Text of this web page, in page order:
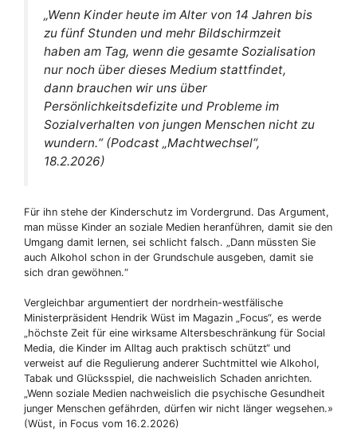
„Wenn Kinder heute im Alter von 14 Jahren bis
zu fünf Stunden und mehr Bildschirmzeit
haben am Tag, wenn die gesamte Sozialisation
nur noch über dieses Medium stattfindet,
dann brauchen wir uns über
Persönlichkeitsdefizite und Probleme im
Sozialverhalten von jungen Menschen nicht zu
wundern.“ (Podcast „Machtwechsel“,
18.2.2026)
Für ihn stehe der Kinderschutz im Vordergrund. Das Argument,
man müsse Kinder an soziale Medien heranführen, damit sie den
Umgang damit lernen, sei schlicht falsch. „Dann müssten Sie
auch Alkohol schon in der Grundschule ausgeben, damit sie
sich dran gewöhnen.“
Vergleichbar argumentiert der nordrhein-westfälische
Ministerpräsident Hendrik Wüst im Magazin „Focus“, es werde
„höchste Zeit für eine wirksame Altersbeschränkung für Social
Media, die Kinder im Alltag auch praktisch schützt“ und
verweist auf die Regulierung anderer Suchtmittel wie Alkohol,
Tabak und Glücksspiel, die nachweislich Schaden anrichten.
„Wenn soziale Medien nachweislich die psychische Gesundheit
junger Menschen gefährden, dürfen wir nicht länger wegsehen.»
(Wüst, in Focus vom 16.2.2026)